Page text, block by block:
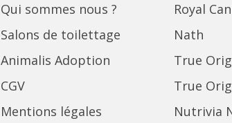
Qui sommes nous ?
Salons de toilettage
Animalis Adoption
CGV
Mentions légales
Royal
Nath
True
True
Nutrivia